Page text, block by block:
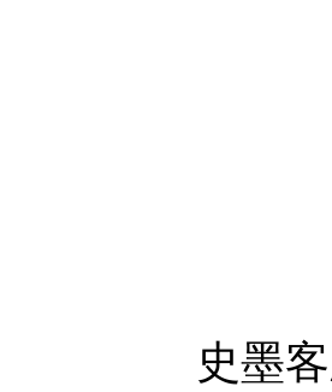
史墨客